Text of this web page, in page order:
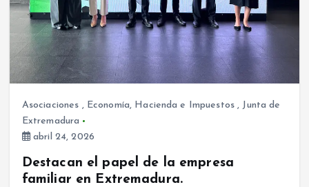
Asociaciones , Economía, Hacienda e Impuestos , Junta de
Extremadura
abril 24, 2026
Destacan el papel de la empresa
familiar en Extremadura.